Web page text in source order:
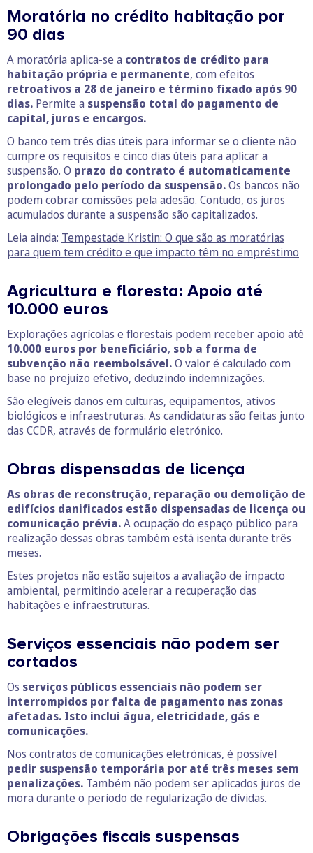
Moratória no crédito habitação por
90 dias
A moratória aplica-se a contratos de crédito para
habitação própria e permanente, com efeitos
retroativos a 28 de janeiro e término fixado após 90
dias. Permite a suspensão total do pagamento de
capital, juros e encargos.
O banco tem três dias úteis para informar se o cliente não
cumpre os requisitos e cinco dias úteis para aplicar a
suspensão. O prazo do contrato é automaticamente
prolongado pelo período da suspensão.Os bancos não
podem cobrar comissões pela adesão. Contudo, os juros
acumulados durante a suspensão são capitalizados.
Leia ainda: Tempestade Kristin: O que são as moratórias
para quem tem crédito e que impacto têm no empréstimo
Agricultura e floresta: Apoio até
10.000 euros
Explorações agrícolas e florestais podem receber apoio até
10.000 euros por beneficiário, sob a forma de
subvenção não reembolsável.O valor é calculado com
base no prejuízo efetivo, deduzindo indemnizações.
São elegíveis danos em culturas, equipamentos, ativos
biológicos e infraestruturas. As candidaturas são feitas junto
das CCDR, através de formulário eletrónico.
Obras dispensadas de licença
As obras de reconstrução, reparação ou demolição de
edifícios danificados estão dispensadas de licença ou
comunicação prévia.A ocupação do espaço público para
realização dessas obras também está isenta durante três
meses.
Estes projetos não estão sujeitos a avaliação de impacto
ambiental, permitindo acelerar a recuperação das
habitações e infraestruturas.
Serviços essenciais não podem ser
cortados
Os serviços públicos essenciais não podem ser
interrompidos por falta de pagamento nas zonas
afetadas. Isto inclui água, eletricidade, gás e
comunicações.
Nos contratos de comunicações eletrónicas, é possível
pedir suspensão temporária por até três meses sem
penalizações. Também não podem ser aplicados juros de
mora durante o período de regularização de dívidas.
Obrigações fiscais suspensas